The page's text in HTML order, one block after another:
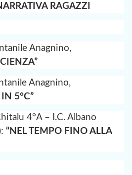
RAGAZZI
Anagnino,
Anagnino,
5°C”
4°A – I.C. Albano
“NEL TEMPO FINO ALLA